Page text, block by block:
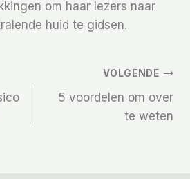
om haar lezers naar
huid te gidsen.
VOLGENDE
5 voordelen om over
te weten